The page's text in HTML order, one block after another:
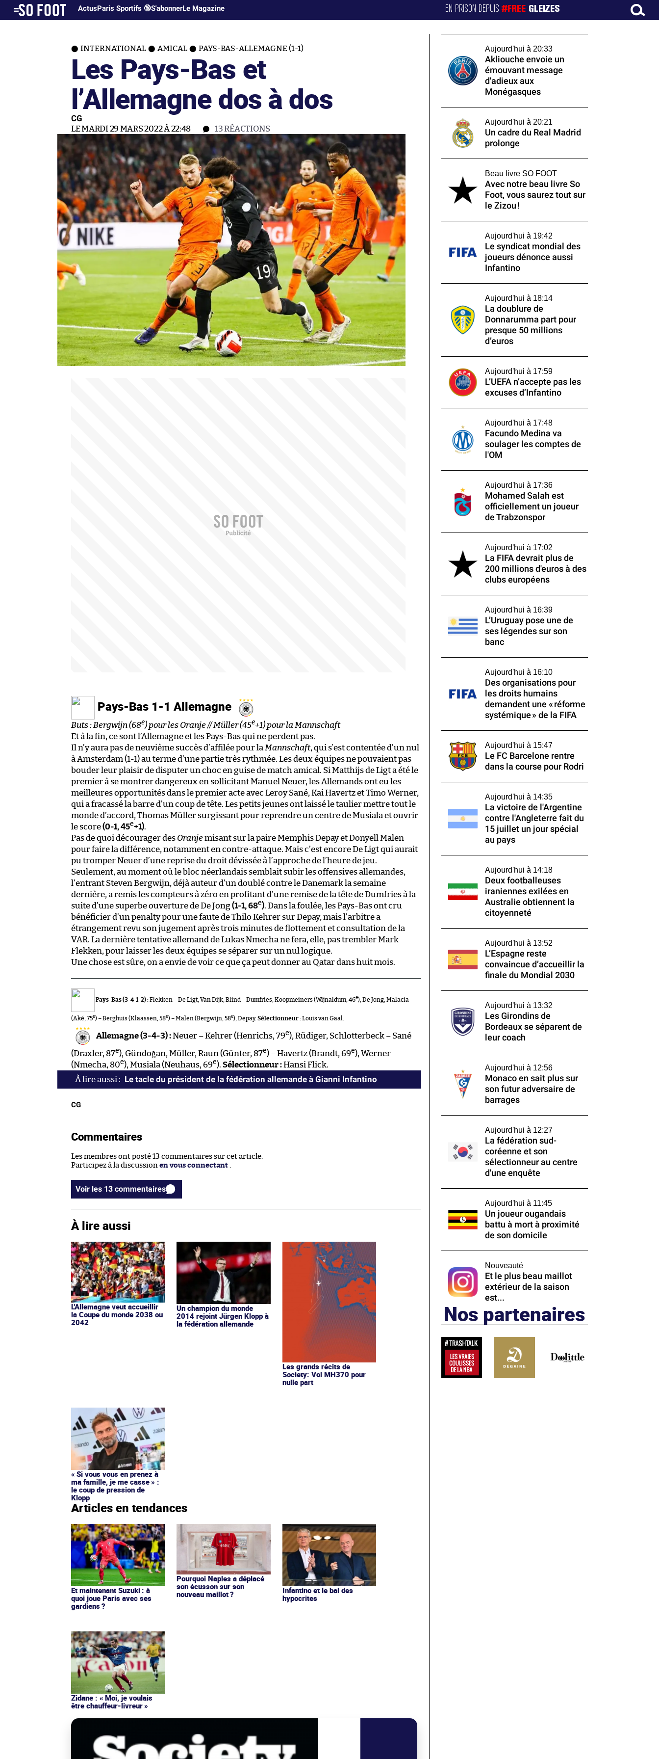
ActusParis Sportifs 🔞S'abonnerLe Magazine EN PRISON DEPUIS#FREE GLEIZES
INTERNATIONAL AMICAL PAYS-BAS-ALLEMAGNE (1-1)
Les Pays-Bas et
l’Allemagne dos à dos
CG
LE MARDI 29 MARS 2022 À 22:48 13RÉACTIONS
Pays-Bas 1-1 Allemagne
Buts : Bergwijn (68e) pour les Oranje // Müller (45e+1) pour la Mannschaft
Et à la fin, ce sont l’Allemagne et les Pays-Bas qui ne perdent pas.
Il n’y aura pas de neuvième succès d’affilée pour la Mannschaft, qui s’est contentée d’un nul
à Amsterdam (1-1) au terme d’une partie très rythmée. Les deux équipes ne pouvaient pas
bouder leur plaisir de disputer un choc en guise de match amical. Si Matthijs de Ligt a été le
premier à se montrer dangereux en sollicitant Manuel Neuer, les Allemands ont eu les
meilleures opportunités dans le premier acte avec Leroy Sané, Kai Havertz et Timo Werner,
qui a fracassé la barre d’un coup de tête. Les petits jeunes ont laissé le taulier mettre tout le
monde d’accord, Thomas Müller surgissant pour reprendre un centre de Musiala et ouvrir
le score(0-1, 45e+1).
Pas de quoi décourager des Oranjemisant sur la paire Memphis Depay et Donyell Malen
pour faire la différence, notamment en contre-attaque. Mais c’est encore De Ligt qui aurait
pu tromper Neuer d’une reprise du droit dévissée à l’approche de l’heure de jeu.
Seulement, au moment où le bloc néerlandais semblait subir les offensives allemandes,
l’entrant Steven Bergwijn, déjà auteur d’un doublé contre le Danemark la semaine
dernière, a remis les compteurs à zéro en profitant d’une remise de la tête de Dumfries à la
suite d’une superbe ouverture de De Jong (1-1, 68e). Dans la foulée, les Pays-Bas ont cru
bénéficier d’un penalty pour une faute de Thilo Kehrer sur Depay, mais l’arbitre a
étrangement revu son jugement après trois minutes de flottement et consultation de la
VAR. La dernière tentative allemand de Lukas Nmecha ne fera, elle, pas trembler Mark
Flekken, pour laisser les deux équipes se séparer sur un nul logique.
Une chose est sûre, on a envie de voir ce que ça peut donner au Qatar dans huit mois.
Pays-Bas (3-4-1-2) : Flekken – De Ligt, Van Dijk, Blind – Dumfries, Koopmeiners (Wijnaldum, 46e), De Jong, Malacia
(Aké, 75e) – Berghuis (Klaassen, 58e) – Malen (Bergwijn, 58e), Depay. Sélectionneur :Louis van Gaal.
Allemagne (3-4-3) :Neuer – Kehrer (Henrichs, 79e), Rüdiger, Schlotterbeck – Sané
(Draxler, 87e), Gündoğan, Müller, Raun (Günter, 87e) – Havertz (Brandt, 69e), Werner
(Nmecha, 80e), Musiala (Neuhaus, 69e). Sélectionneur :Hansi Flick.
Le tacle du président de la fédération allemande à Gianni Infantino
CG
Commentaires
Les membres ont posté 13 commentaires sur cet article.
Participez à la discussion en vous connectant .
Voir les 13 commentaires
À lire aussi
L'Allemagne veut accueillir
la Coupe du monde 2038 ou
2042
Un champion du monde
2014 rejoint Jürgen Klopp à
la fédération allemande
Les grands récits de
Society: Vol MH370 pour
nulle part
« Si vous vous en prenez à
ma famille, je me casse » :
le coup de pression de
Klopp
Articles en tendances
Et maintenant Suzuki : à
quoi joue Paris avec ses
gardiens ?
Pourquoi Naples a déplacé
son écusson sur son
nouveau maillot ?
Infantino et le bal des
hypocrites
Zidane : « Moi, je voulais
être chauffeur-livreur »
Aujourd'hui à 20:33
Akliouche envoie un
émouvant message
d'adieux aux
Monégasques
Aujourd'hui à 20:21
Un cadre du Real Madrid
prolonge
Beau livre SO FOOT
Avec notre beau livre So
Foot, vous saurez tout sur
le Zizou !
Aujourd'hui à 19:42
Le syndicat mondial des
joueurs dénonce aussi
Infantino
Aujourd'hui à 18:14
La doublure de
Donnarumma part pour
presque 50 millions
d’euros
Aujourd'hui à 17:59
L’UEFA n’accepte pas les
excuses d’Infantino
Aujourd'hui à 17:48
Facundo Medina va
soulager les comptes de
l'OM
Aujourd'hui à 17:36
Mohamed Salah est
officiellement un joueur
de Trabzonspor
Aujourd'hui à 17:02
La FIFA devrait plus de
200 millions d'euros à des
clubs européens
Aujourd'hui à 16:39
L’Uruguay pose une de
ses légendes sur son
banc
Aujourd'hui à 16:10
Des organisations pour
les droits humains
demandent une « réforme
systémique » de la FIFA
Aujourd'hui à 15:47
Le FC Barcelone rentre
dans la course pour Rodri
Aujourd'hui à 14:35
La victoire de l'Argentine
contre l'Angleterre fait du
15 juillet un jour spécial
au pays
Aujourd'hui à 14:18
Deux footballeuses
iraniennes exilées en
Australie obtiennent la
citoyenneté
Aujourd'hui à 13:52
L’Espagne reste
convaincue d’accueillir la
finale du Mondial 2030
Aujourd'hui à 13:32
Les Girondins de
Bordeaux se séparent de
leur coach
Aujourd'hui à 12:56
Monaco en sait plus sur
son futur adversaire de
barrages
Aujourd'hui à 12:27
La fédération sud-
coréenne et son
sélectionneur au centre
d'une enquête
Aujourd'hui à 11:45
Un joueur ougandais
battu à mort à proximité
de son domicile
Nouveauté
Et le plus beau maillot
extérieur de la saison
est...
Nos partenaires